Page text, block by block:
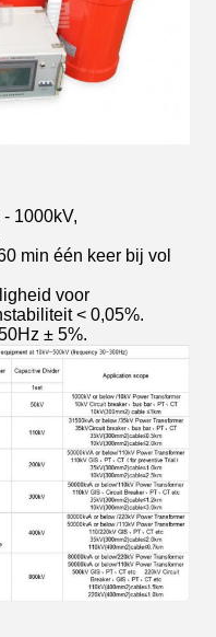
1000kV,
min één keer bij vol
voor
< 0,05%.
± 5%.